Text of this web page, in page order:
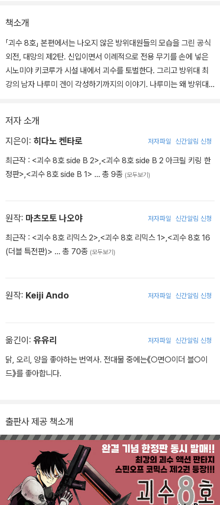
책소개
「괴수 8호」 본편에서는 나오지 않은 방위대원들의 모습을 그린 공식
외전, 대망의 제2탄. 신입이면서 이례적으로 전용 무기를 손에 넣은
시노미야 키코루가 시설 내에서 괴수를 토벌한다. 그리고 방위대 최
강의 남자 나루미 겐이 각성하기까지의 이야기. 나루미는 왜 방위대
저자 소개
지은이: 히다노 켄타로 저자파일 신간알림 신청
최근작 : <괴수 8호 side B 2> <괴수 8호 side B 2 아크릴 키링 한
정판> <괴수 8호 side B 1> … 총 9종 (모두보기)
원작: 마츠모토 나오야 저자파일 신간알림 신청
최근작 : <괴수 8호 리믹스 2> <괴수 8호 리믹스 1> <괴수 8호 16
(더블 특전판)> … 총 70종 (모두보기)
원작: Keiji Ando 저자파일 신간알림 신청
옮긴이: 유유리 저자파일 신간알림 신청
닭, 오리, 양을 좋아하는 번역사. 전대물 중에는《○면○이더 블○이
드》를 좋아합니다.
출판사 제공 책소개